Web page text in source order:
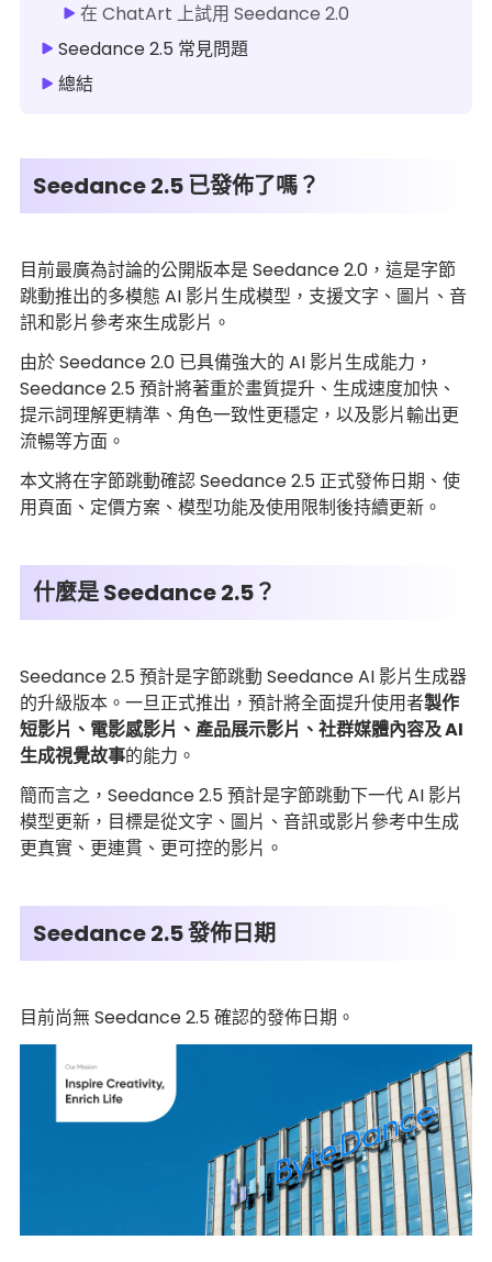
在 ChatArt 上試用 Seedance 2.0
Seedance 2.5 常見問題
總結
Seedance 2.5 已發佈了嗎？
目前最廣為討論的公開版本是 Seedance 2.0，這是字節
跳動推出的多模態 AI 影片生成模型，支援文字、圖片、音
訊和影片參考來生成影片。
由於 Seedance 2.0 已具備強大的 AI 影片生成能力，
Seedance 2.5 預計將著重於畫質提升、生成速度加快、
提示詞理解更精準、角色一致性更穩定，以及影片輸出更
流暢等方面。
本文將在字節跳動確認 Seedance 2.5 正式發佈日期、使
用頁面、定價方案、模型功能及使用限制後持續更新。
什麼是 Seedance 2.5？
Seedance 2.5 預計是字節跳動 Seedance AI 影片生成器
的升級版本。一旦正式推出，預計將全面提升使用者製作
短影片、電影感影片、產品展示影片、社群媒體內容及 AI
生成視覺故事的能力。
簡而言之，Seedance 2.5 預計是字節跳動下一代 AI 影片
模型更新，目標是從文字、圖片、音訊或影片參考中生成
更真實、更連貫、更可控的影片。
Seedance 2.5 發佈日期
目前尚無 Seedance 2.5 確認的發佈日期。